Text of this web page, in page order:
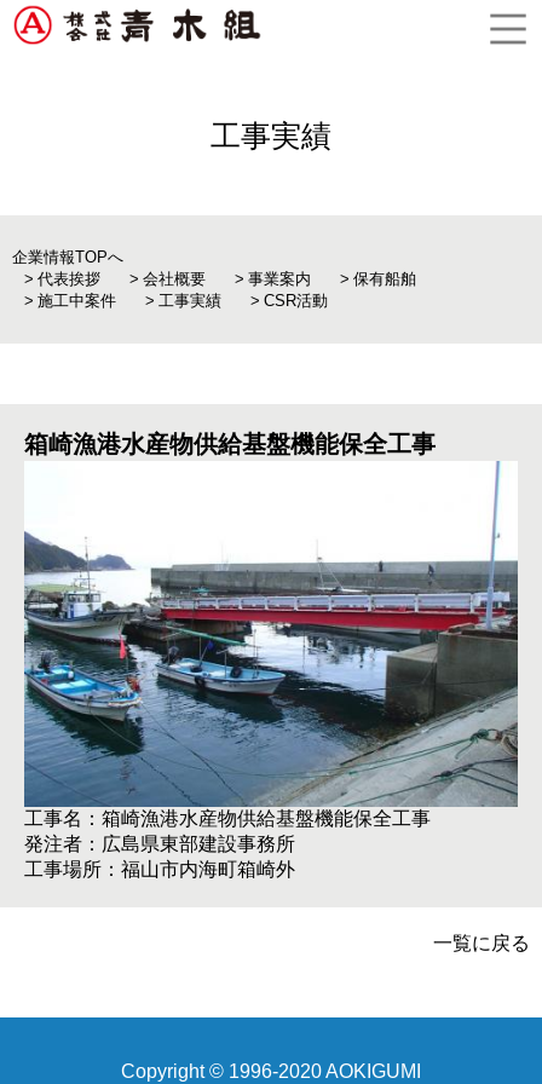
工事実績
企業情報TOPへ
代表挨拶
会社概要 事業案内
保有船舶
施工中案件
工事実績 CSR活動
箱崎漁港水産物供給基盤機能保全工事
工事名：箱崎漁港水産物供給基盤機能保全工事
発注者：広島県東部建設事務所
工事場所：福山市内海町箱崎外
一覧に戻る
Copyright © 1996-2020 AOKIGUMI